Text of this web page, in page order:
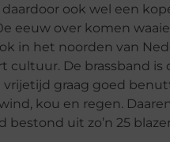
ook wel een
eeuw over komen
in het noorden van
cultuur. De brassband
graag goed
kou en regen.
uit zo’n 25